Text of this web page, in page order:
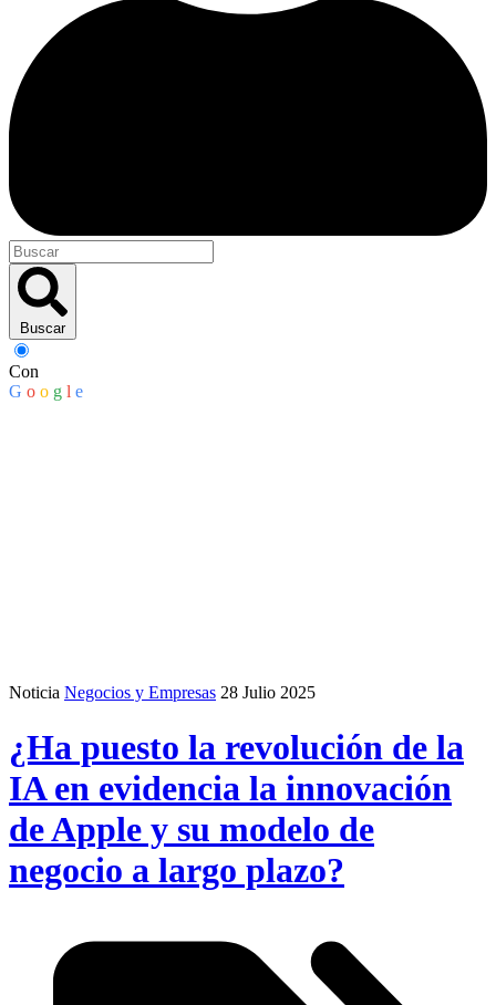
Buscar
Con
G o o g l e
Noticia Negocios y Empresas 28 Julio 2025
¿Ha puesto la revolución de la
IA en evidencia la innovación
de Apple y su modelo de
negocio a largo plazo?